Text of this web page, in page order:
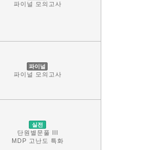
파이널 모의고사
파이널
파이널 모의고사
실전
단원별문풀 III
MDP 고난도 특화